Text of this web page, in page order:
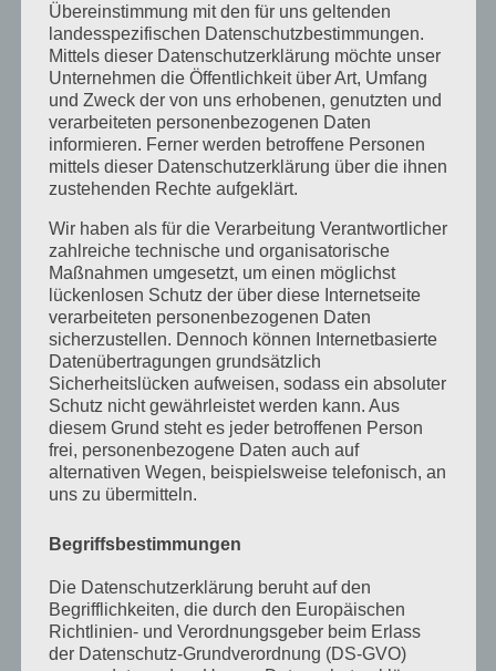
Januar 2025
Dezember 2024
September 2024
August 2024
April 2024
März 2024
Januar 2024
Dezember 2023
November 2023
Oktober 2023
September 2023
Juli 2023
Juni 2023
Mai 2023
April 2023
März 2023
Februar 2023
Übereinstimmung mit den für uns geltenden
landesspezifischen Datenschutzbestimmungen.
Mittels dieser Datenschutzerklärung möchte unser
Unternehmen die Öffentlichkeit über Art, Umfang
und Zweck der von uns erhobenen, genutzten und
verarbeiteten personenbezogenen Daten
informieren. Ferner werden betroffene Personen
mittels dieser Datenschutzerklärung über die ihnen
zustehenden Rechte aufgeklärt.
Wir haben als für die Verarbeitung Verantwortlicher
zahlreiche technische und organisatorische
Maßnahmen umgesetzt, um einen möglichst
lückenlosen Schutz der über diese Internetseite
verarbeiteten personenbezogenen Daten
sicherzustellen. Dennoch können Internetbasierte
Datenübertragungen grundsätzlich
Sicherheitslücken aufweisen, sodass ein absoluter
Schutz nicht gewährleistet werden kann. Aus
diesem Grund steht es jeder betroffenen Person
frei, personenbezogene Daten auch auf
alternativen Wegen, beispielsweise telefonisch, an
uns zu übermitteln.
Begriffsbestimmungen
Die Datenschutzerklärung beruht auf den
Begrifflichkeiten, die durch den Europäischen
Richtlinien- und Verordnungsgeber beim Erlass
der Datenschutz-Grundverordnung (DS-GVO)